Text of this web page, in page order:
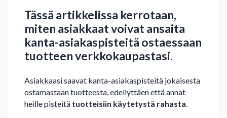
Tässä artikkelissa kerrotaan,
miten asiakkaat voivat ansaita
kanta-asiakaspisteitä ostaessaan
tuotteen verkkokaupastasi.
Asiakkaasi saavat kanta-asiakaspisteitä jokaisesta
ostamastaan tuotteesta, edellyttäen että annat
heille pisteitä tuotteisiin käytetystä rahasta.